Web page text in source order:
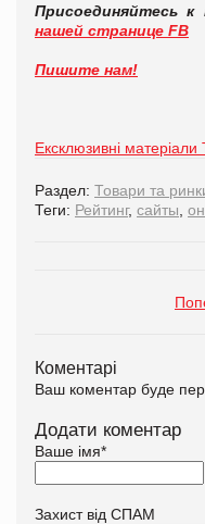
Присоединяйтесь к
нашей странице FB
Пишите нам!
Ексклюзивні
Раздел: Товари та
Теги: Рейтинг, сайты
Коментарі
Ваш коментар буде
Додати коментар
Ваше імя*
Захист від СПАМ